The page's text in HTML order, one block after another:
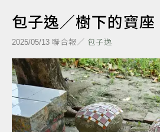
包子逸／樹下的寶座
2025/05/13 聯合報／ 包子逸